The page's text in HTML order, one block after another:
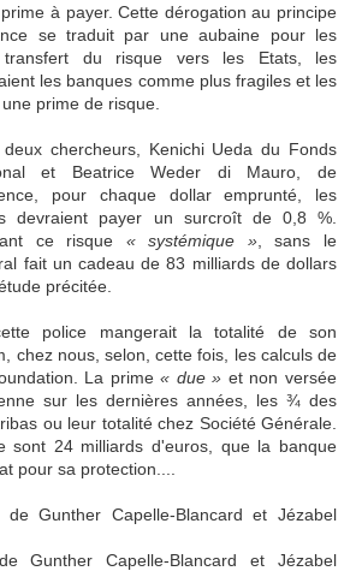
à payer. Cette dérogation au principe
se traduit par une aubaine pour les
du risque vers les Etats, les
les banques comme plus fragiles et les
prime de risque.
chercheurs, Kenichi Ueda du Fonds
et Beatrice Weder di Mauro, de
pour chaque dollar emprunté, les
devraient payer un surcroît de 0,8 %.
ce risque « systémique », sans le
fait un cadeau de 83 milliards de dollars
précitée.
police mangerait la totalité de son
chez nous, selon, cette fois, les calculs de
La prime« due » et non versée
sur les dernières années, les ¾ des
ou leur totalité chez Société Générale.
sont 24 milliards d'euros, que la banque
pour sa protection....
Gunther Capelle-Blancard et Jézabel